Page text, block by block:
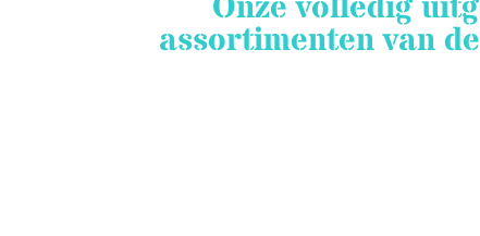
assortimenten van